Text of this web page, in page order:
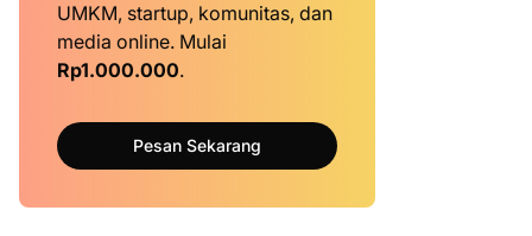
UMKM, startup, komunitas, dan
media online. Mulai
Rp1.000.000.
Pesan Sekarang